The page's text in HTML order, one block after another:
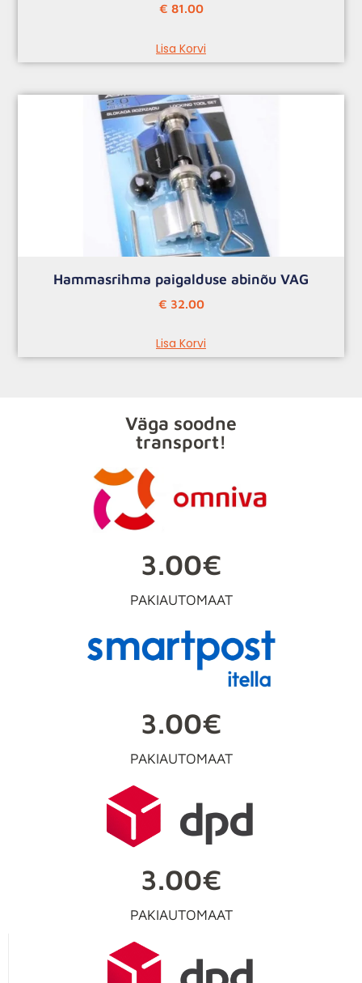
€ 81.00
Lisa Korvi
Hammasrihma paigalduse abinõu VAG
€ 32.00
Lisa Korvi
Väga soodne
transport!
3.00€
PAKIAUTOMAAT
3.00€
PAKIAUTOMAAT
3.00€
PAKIAUTOMAAT